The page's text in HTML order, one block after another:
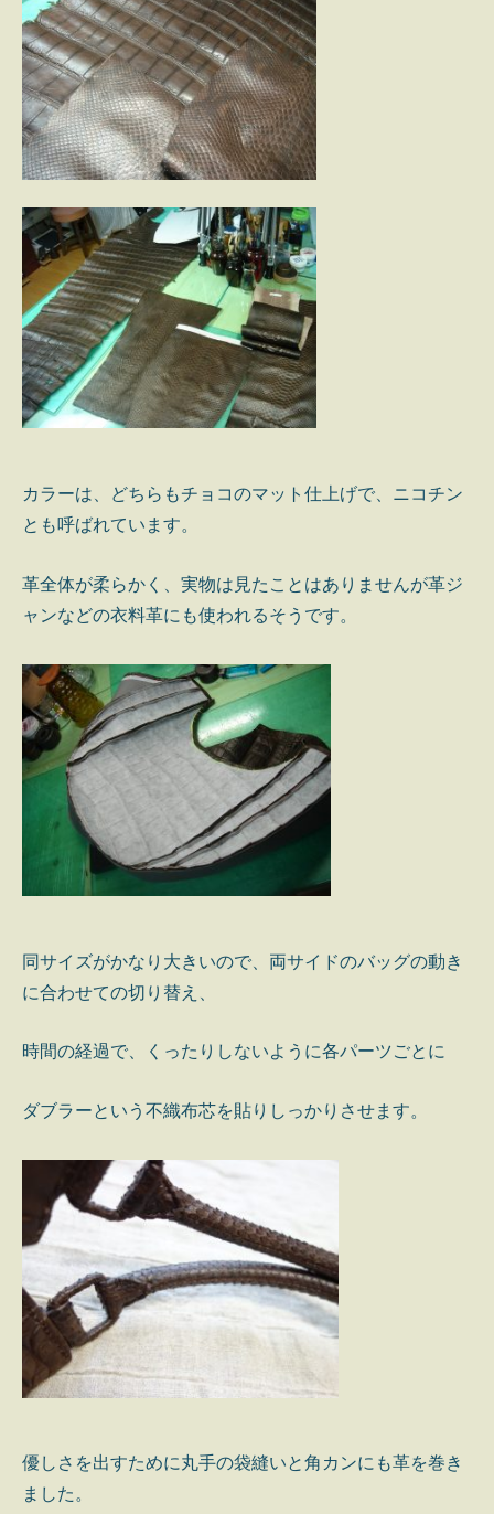
カラーは、どちらもチョコのマット仕上げで、ニコチン
とも呼ばれています。
革全体が柔らかく、実物は見たことはありませんが革ジ
ャンなどの衣料革にも使われるそうです。
同サイズがかなり大きいので、両サイドのバッグの動き
に合わせての切り替え、
時間の経過で、くったりしないように各パーツごとに
ダブラーという不織布芯を貼りしっかりさせます。
優しさを出すために丸手の袋縫いと角カンにも革を巻き
ました。